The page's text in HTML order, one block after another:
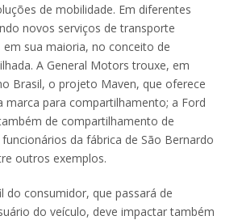
de mobilidade. Em diferentes
novos serviços de transporte
em sua maioria, no conceito de
A General Motors trouxe, em
Brasil, o projeto Maven, que oferece
marca para compartilhamento; a Ford
de compartilhamento de
da fábrica de São Bernardo
outros exemplos.
do consumidor, que passará de
do veículo, deve impactar também